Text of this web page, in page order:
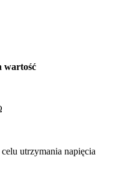
wartość
utrzymania napięcia